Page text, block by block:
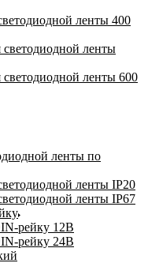
ленты 400
ленты
ленты 600
ленты по
ленты IP20
ленты IP67
рейку 12В
рейку 24В